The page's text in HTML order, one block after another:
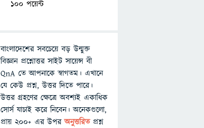
100 পয়েন্ট
বাংলাদেশের সবচেয়ে বড় উন্মুক্ত
বিজ্ঞান প্রশ্নোত্তর সাইট সায়েন্স বী
QnA তে আপনাকে স্বাগতম। এখানে
যে কেউ প্রশ্ন, উত্তর দিতে পারে।
উত্তর গ্রহণের ক্ষেত্রে অবশ্যই একাধিক
সোর্স যাচাই করে নিবেন। অনেকগুলো,
প্রায় ২০০+ এর উপরঅনুত্তরিতপ্রশ্ন